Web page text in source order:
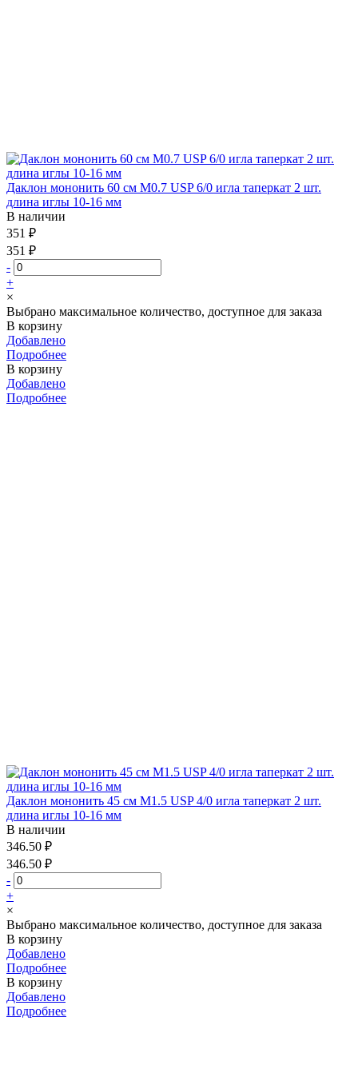
Даклон мононить 60 см М0.7 USP 6/0 игла таперкат 2 шт.
длина иглы 10-16 мм
В наличии
351 ₽
351 ₽
-
+
×
Выбрано максимальное количество, доступное для заказа
В корзину
Добавлено
Подробнее
В корзину
Добавлено
Подробнее
Даклон мононить 45 см М1.5 USP 4/0 игла таперкат 2 шт.
длина иглы 10-16 мм
В наличии
346.50 ₽
346.50 ₽
-
+
×
Выбрано максимальное количество, доступное для заказа
В корзину
Добавлено
Подробнее
В корзину
Добавлено
Подробнее